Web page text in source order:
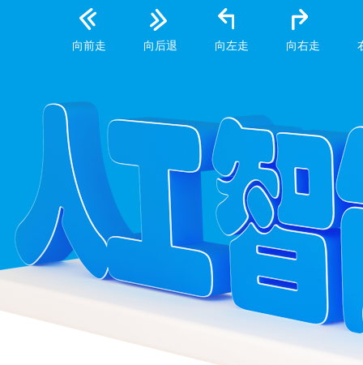
向前走 向后退 向左走 向右走